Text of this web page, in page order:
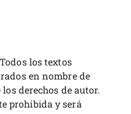
los textos
en nombre de
derechos de autor.
prohibida y será